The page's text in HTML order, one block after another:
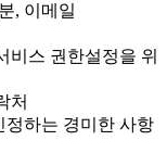
, 이메일
스 권한설정을 위
처
하는 경미한 사항